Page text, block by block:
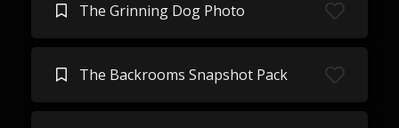
The Grinning Dog Photo
The Backrooms Snapshot Pack